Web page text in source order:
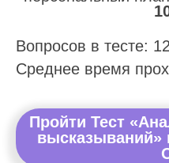
Вопросов в тесте: 12
Среднее время
Пройти Тест
высказываний»